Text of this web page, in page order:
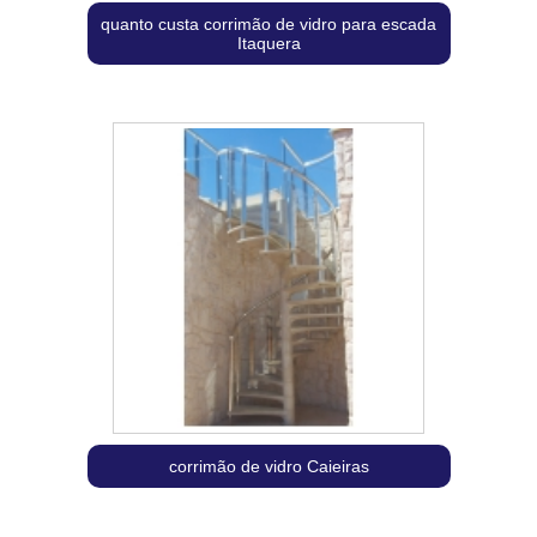
quanto custa corrimão de vidro para escada
Itaquera
corrimão de vidro Caieiras